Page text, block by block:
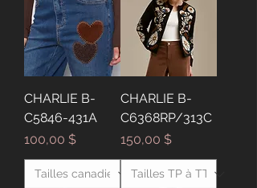
CHARLIE B-
C5846-431A
Prix
100,00 $
CHARLIE B-
C6368RP/313C
Prix
150,00 $